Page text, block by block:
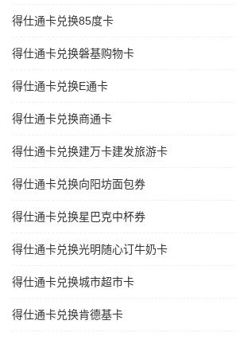
得仕通卡兑换85度卡
得仕通卡兑换磐基购物卡
得仕通卡兑换E通卡
得仕通卡兑换商通卡
得仕通卡兑换建万卡建发旅游卡
得仕通卡兑换向阳坊面包券
得仕通卡兑换星巴克中杯券
得仕通卡兑换光明随心订牛奶卡
得仕通卡兑换城市超市卡
得仕通卡兑换肯德基卡